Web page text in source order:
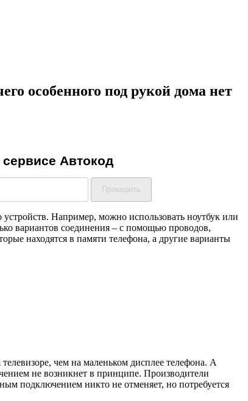
особенного под рукой дома нет
Например, можно использовать ноутбук или
вариантов соединения – с помощью проводов,
находятся в памяти телефона, а другие варианты
чем на маленьком дисплее телефона. А
не возникнет в принципе. Производители
подключением никто не отменяет, но потребуется